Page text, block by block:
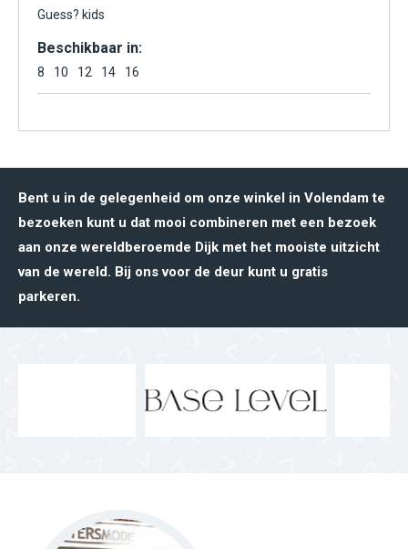
Guess? kids
Beschikbaar in:
8 10 12 14 16
Bent u in de gelegenheid om onze winkel in Volendam te
bezoeken kunt u dat mooi combineren met een bezoek
aan onze wereldberoemde Dijk met het mooiste uitzicht
van de wereld. Bij ons voor de deur kunt u gratis
parkeren.